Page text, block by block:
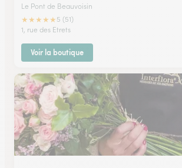
Le Pont de Beauvoisin
★★★★★ 5 (51)
1, rue des Etrets
Voir la boutique